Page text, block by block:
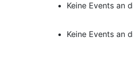
Keine Events an
Keine Events an